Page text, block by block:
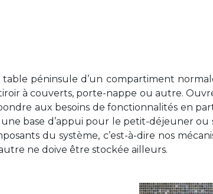
table péninsule d’un compartiment
à couverts, porte-nappe ou autre.
aux besoins de fonctionnalités en
base d’appui pour le petit-déjeuner
du système, c’est-à-dire nos
ne doive être stockée ailleurs.